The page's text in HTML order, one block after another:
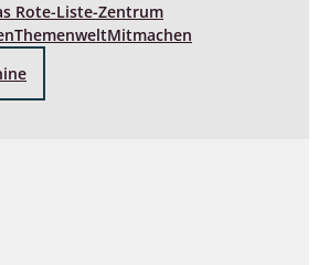
Rote-Liste-Zentrum
ThemenweltMitmachen